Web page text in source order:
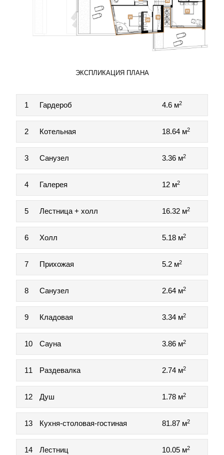
ЭКСПЛИКАЦИЯ ПЛАНА
1 Гардероб 4.6 м2
2 Котельная 18.64 м2
3 Санузел 3.36 м2
4 Галерея 12 м2
5 Лестница + холл 16.32 м2
6 Холл 5.18 м2
7 Прихожая 5.2 м2
8 Санузел 2.64 м2
9 Кладовая 3.34 м2
10 Сауна 3.86 м2
11 Раздевалка 2.74 м2
12 Душ 1.78 м2
13 Кухня-столовая-гостиная 81.87 м2
14 Лестниц 10.05 м2